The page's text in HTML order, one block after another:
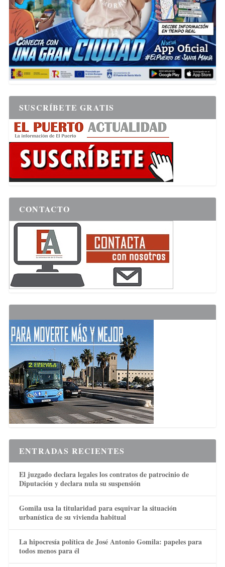
SUSCRÍBETE GRATIS
CONTACTO
ENTRADAS RECIENTES
El juzgado declara legales los contratos de patrocinio de
Diputación y declara nula su suspensión
Gomila usa la titularidad para esquivar la situación
urbanística de su vivienda habitual
La hipocresía política de José Antonio Gomila: papeles para
todos menos para él